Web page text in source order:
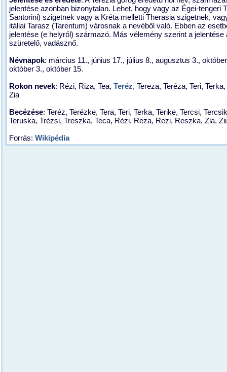
jelentése azonban bizonytalan. Lehet, hogy vagy az Égei-tengeri
Santorini) szigetnek vagy a Kréta melletti Therasia szigetnek,
itáliai Tarasz (Tarentum) városnak a nevéből való. Ebben az
jelentése (e helyről) származó. Más vélemény szerint a jelentése
szüretelő, vadásznő.
Névnapok: március 11., június 17., július 8., augusztus 3.,
október 3., október 15.
Rokon nevek: Rézi, Riza, Tea, Teréz, Tereza, Teréza, Teri,
Zia
Becézése: Teréz, Terézke, Tera, Teri, Terka, Terike, Tercsi,
Teruska, Trézsi, Treszka, Teca, Rézi, Reza, Rezi, Reszka, Zia,
Forrás: Wikipédia